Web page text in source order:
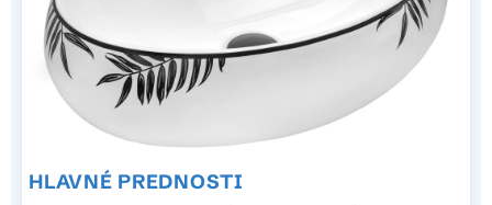
HLAVNÉ PREDNOSTI